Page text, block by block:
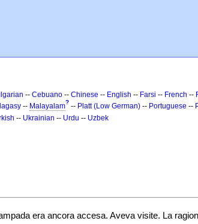
-- Cebuano -- Chinese -- English -- Farsi -- French --
-- Malayalam? -- Platt (Low German) -- Portuguese --
-- Ukrainian -- Urdu -- Uzbek
era ancora accesa. Aveva visite. La